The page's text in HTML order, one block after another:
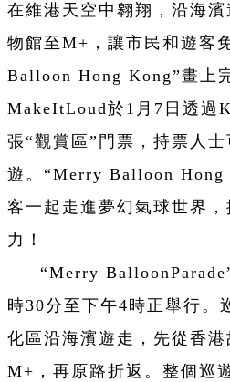
在維港天空中翱翔，沿海
物館至M+，讓市民和遊客
Balloon Hong Kong”畫上
MakeItLoud於1月7日透過
張“觀賞區”門票，持票人
遊。“Merry Balloon Hong
客一起走進夢幻氣球世界
力！
“Merry
時30分至下午4時正舉行。
化區沿海濱遊走，先從香
M+，再原路折返。整個巡